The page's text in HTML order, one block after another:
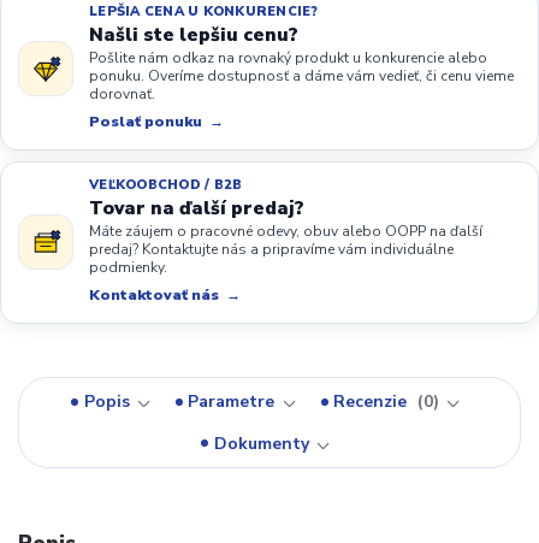
LEPŠIA CENA U KONKURENCIE?
Našli ste lepšiu cenu?
Pošlite nám odkaz na rovnaký produkt u konkurencie alebo
ponuku. Overíme dostupnosť a dáme vám vedieť, či cenu vieme
dorovnať.
Poslať ponuku
VEĽKOOBCHOD / B2B
Tovar na ďalší predaj?
Máte záujem o pracovné odevy, obuv alebo OOPP na ďalší
predaj? Kontaktujte nás a pripravíme vám individuálne
podmienky.
Kontaktovať nás
Popis Parametre Recenzie
0
Dokumenty